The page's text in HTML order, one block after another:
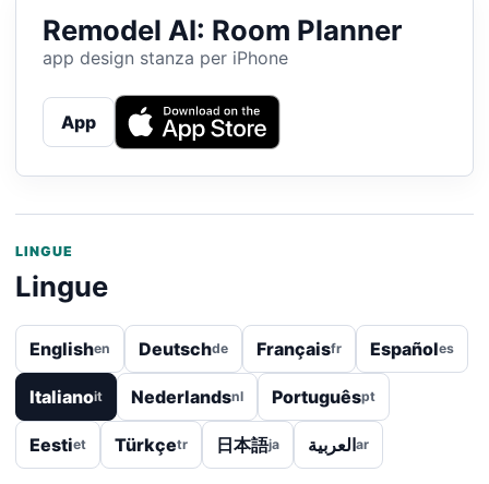
Remodel AI: Room Planner
app design stanza per iPhone
App
LINGUE
Lingue
Englishen Deutschde Françaisfr Españoles
Italianoit Nederlandsnl Portuguêspt
Eestiet Türkçetr 日本語ja العربيةar